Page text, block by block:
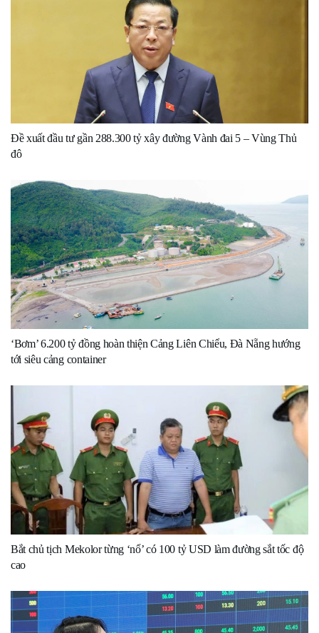
Đề xuất đầu tư gần 288.300 tỷ xây đường Vành đai 5 – Vùng Thủ
đô
‘Bơm’ 6.200 tỷ đồng hoàn thiện Cảng Liên Chiểu, Đà Nẵng hướng
tới siêu cảng container
Bắt chủ tịch Mekolor từng ‘nổ’ có 100 tỷ USD làm đường sắt tốc độ
cao